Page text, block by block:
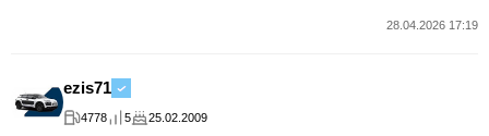
28.04.2026 17:19
ezis71
4778 5 25.02.2009